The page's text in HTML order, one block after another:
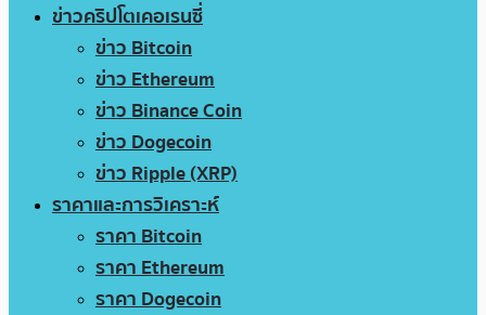
ข่าวคริปโตเคอเรนซี่
ข่าว Bitcoin
ข่าว Ethereum
ข่าว Binance Coin
ข่าว Dogecoin
ข่าว Ripple (XRP)
ราคาและการวิเคราะห์
ราคา Bitcoin
ราคา Ethereum
ราคา Dogecoin